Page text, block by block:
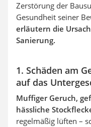
Zerstörung der
Gesundheit seiner
erläutern die
Sanierung.
1. Schäden am
auf das
Muffiger Geruch,
hässliche
regelmäßig lüften –